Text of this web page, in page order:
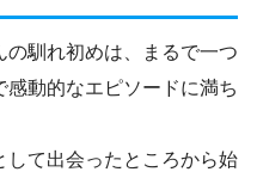
馴れ初めは、まるで一つ
動的なエピソードに満ち
して出会ったところから始